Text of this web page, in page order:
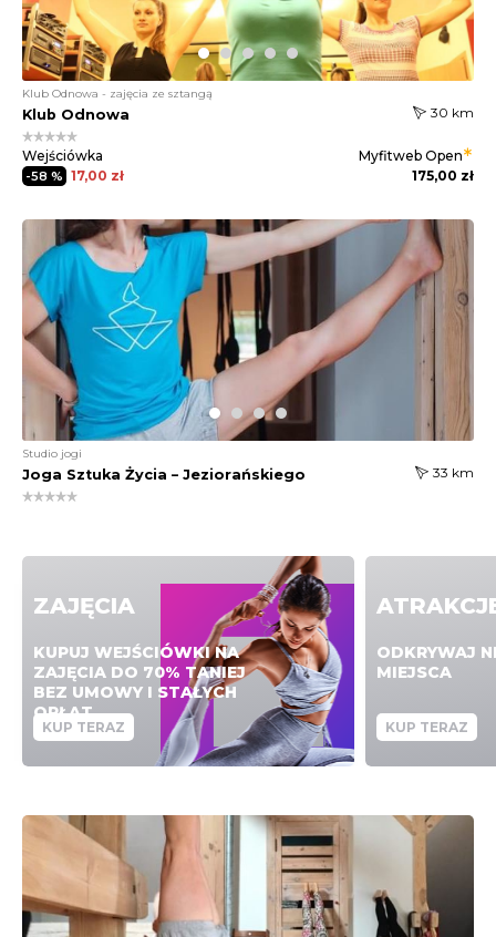
Klub Odnowa - zajęcia ze sztangą
Klub Odnowa 30 km
Wejściówka
-58 % 17,00 zł
Myfitweb Open
175,00 zł
Studio jogi
Joga Sztuka Życia – Jeziorańskiego 33 km
ZAJĘCIA
KUPUJ WEJŚCIÓWKI NA
ZAJĘCIA DO 70% TANIEJ
BEZ UMOWY I STAŁYCH
OPŁAT
KUP TERAZ
ODKRYWAJ
MIEJSCA
KUP TERAZ